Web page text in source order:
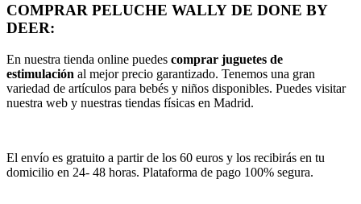
COMPRAR PELUCHE WALLY DE DONE BY
DEER:
En nuestra tienda online puedes comprar juguetes de
estimulación al mejor precio garantizado. Tenemos una gran
variedad de artículos para bebés y niños disponibles. Puedes visitar
nuestra web y nuestras tiendas físicas en Madrid.
El envío es gratuito a partir de los 60 euros y los recibirás en tu
domicilio en 24- 48 horas. Plataforma de pago 100% segura.